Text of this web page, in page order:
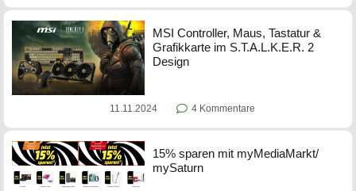
MSI Controller, Maus, Tastatur &
Grafikkarte im S.T.A.L.K.E.R. 2
Design
11.11.2024 4 Kommentare
15% sparen mit myMediaMarkt/
mySaturn